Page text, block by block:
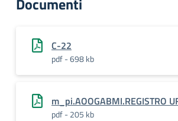
C-22
pdf - 698 kb
m_pi.AOOGABMI.REGISTRO
pdf - 205 kb